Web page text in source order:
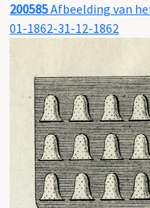
200585Afbeelding van
01-1862-31-12-1862